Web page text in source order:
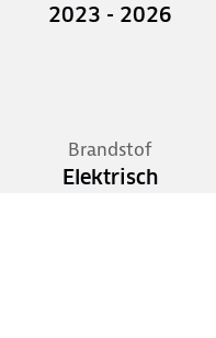
2023 - 2026
Brandstof
Elektrisch